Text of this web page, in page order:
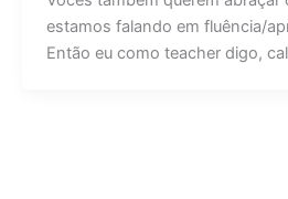
estamos falando em fluência/
Então eu como teacher digo,